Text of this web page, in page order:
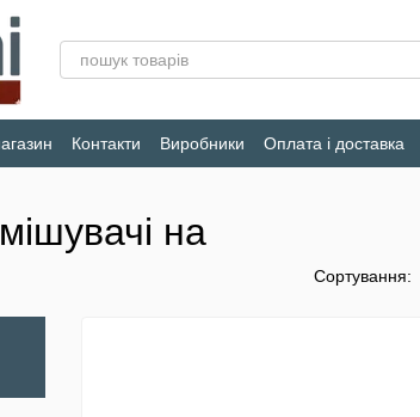
Контакти Виробники Оплата і доставка
на
Сортування: